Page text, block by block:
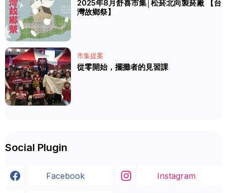
2025年8月舒喜市集│松菸北向製菸廠 【台
灣故鄉祭】
市集提案
從零開始，擺攤者的見習課
Social Plugin
Facebook Instagram